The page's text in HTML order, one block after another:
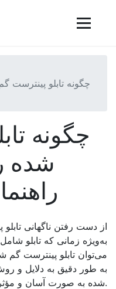
چگونه تابلو پینترست
چگونه
شده
از دست رفتن ناگهانی
به‌ویژه زمانی که تابلو
می‌توان تابلو پینترست گم
به طور دقیق به دلایل و
شده به صورت آسان و مؤثر خواهیم پرداخت.